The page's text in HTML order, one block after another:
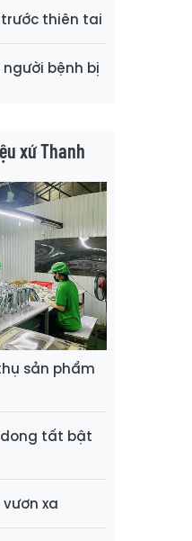
trước thiên tai
bệnh bị
xứ Thanh
sản phẩm
tất bật
xa